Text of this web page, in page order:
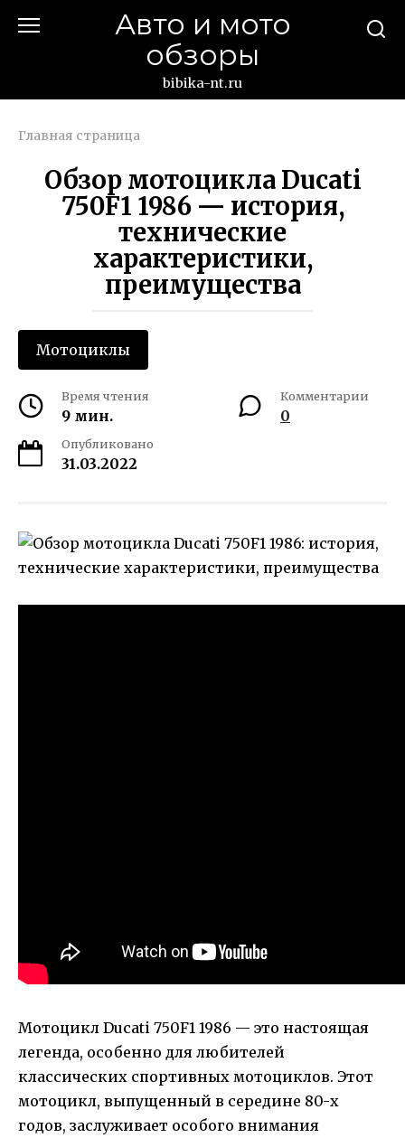
Авто и мото
обзоры
bibika-nt.ru
Главная страница
Обзор мотоцикла Ducati
750F1 1986 — история,
технические
характеристики,
преимущества
Мотоциклы
Время чтения
9 мин.
Комментарии
0
Опубликовано
31.03.2022
Мотоцикл Ducati 750F1 1986 — это настоящая
легенда, особенно для любителей
классических спортивных мотоциклов. Этот
мотоцикл, выпущенный в середине 80-х
годов, заслуживает особого внимания